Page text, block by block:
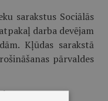
sarakstus Sociālās
darba devējam
Kļūdas sarakstā
pārvaldes
personu